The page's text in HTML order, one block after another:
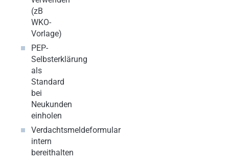
(zB
WKO-
Vorlage)
PEP-
Selbsterklärung
als
Standard
bei
Neukunden
einholen
Verdachtsmeldeformular
intern
bereithalten